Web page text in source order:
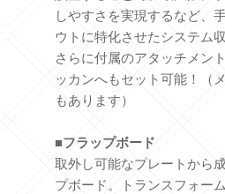
しやすさを実現するなど、
ウトに特化させたシステム
さらに付属のアタッチメン
ッカンへもセット可能！（
もあります）
■フラップボード
取外し可能なプレートから
プボード。トランスフォー